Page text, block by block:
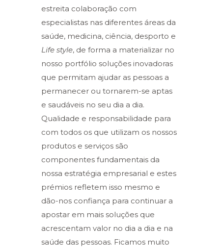
estreita colaboração com
especialistas nas diferentes áreas da
saúde, medicina, ciência, desporto e
Life style, de forma a materializar no
nosso portfólio soluções inovadoras
que permitam ajudar as pessoas a
permanecer ou tornarem-se aptas
e saudáveis no seu dia a dia.
Qualidade e responsabilidade para
com todos os que utilizam os nossos
produtos e serviços são
componentes fundamentais da
nossa estratégia empresarial e estes
prémios refletem isso mesmo e
dão-nos confiança para continuar a
apostar em mais soluções que
acrescentam valor no dia a dia e na
saúde das pessoas. Ficamos muito